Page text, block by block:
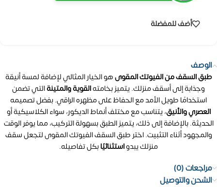
أضف للمفضلة
الوصف
طبق السقف من الفيوتك المقوىهو الخيار المثالي لإضافة لمسة أنيقة
وجذابة إلى أسقف منزلك. يتميز بخامتهالقوية والمتينةالتي تضمن
استخدامًا طويل الأمد مع الحفاظ على مظهره الراقي. بفضل تصميمه
العصري والأنيق، يتناسب مع مختلف أنماط الديكور، سواء الكلاسيكية أو
الحديثة. بالإضافة إلى ذلك، يتميز الطبق بسهولة التركيب، مما يوفر الوقت
والمجهود أثناء التثبيت. اختر طبق السقف الفيوتك المقوى لتجعل سقف
منزلك يبدواستثنائيًابكل تفاصيله.
مراجعات (0)
الشحن والتوصيل